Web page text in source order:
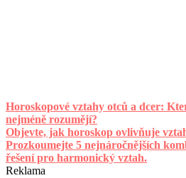
Horoskopové vztahy otců a dcer:
nejméně rozumějí?
Objevte, jak horoskop ovlivňuje
Prozkoumejte 5 nejnáročnějších
řešení pro harmonický vztah.
Reklama